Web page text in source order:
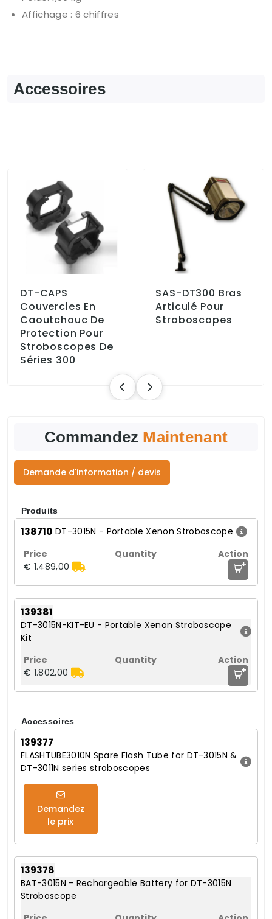
Affichage : 6 chiffres
Accessoires
DT-CAPS
Couvercles En
Caoutchouc De
Protection Pour
Stroboscopes De
Séries 300
SAS-DT300 Bras
Articulé Pour
Stroboscopes
Commandez Maintenant
Demande d'information / devis
Produits
138710 DT-3015N - Portable Xenon Stroboscope
€ 1.489,00 +
139381
DT-3015N-KIT-EU - Portable Xenon Stroboscope
Kit
€ 1.802,00 +
Accessoires
139377
FLASHTUBE3010N Spare Flash Tube for DT-3015N &
DT-3011N series stroboscopes
Demandez
le prix
139378
BAT-3015N - Rechargeable Battery for DT-3015N
Stroboscope